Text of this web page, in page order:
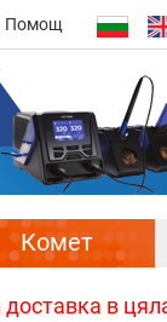
Помощ
Комет
доставка в